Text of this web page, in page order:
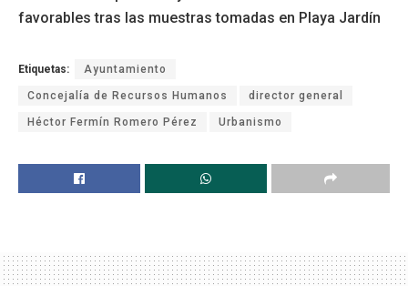
favorables tras las muestras tomadas en Playa Jardín
Etiquetas: Ayuntamiento
Concejalía de Recursos Humanos director general
Héctor Fermín Romero Pérez Urbanismo